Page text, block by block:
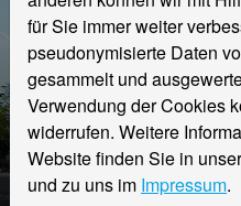
Aktuelle
Hochschule
für Sie immer weiter
pseudonymisierte Daten
gesammelt und
Verwendung der Cookies
widerrufen. Weitere
Website finden Sie in
und zu uns im Impressum.